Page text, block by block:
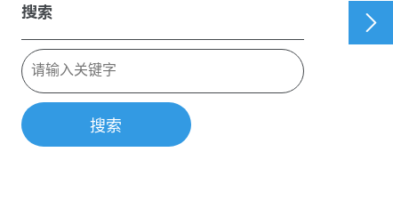
搜索
搜索
